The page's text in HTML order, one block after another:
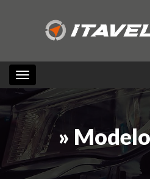
Toggle navigation
»